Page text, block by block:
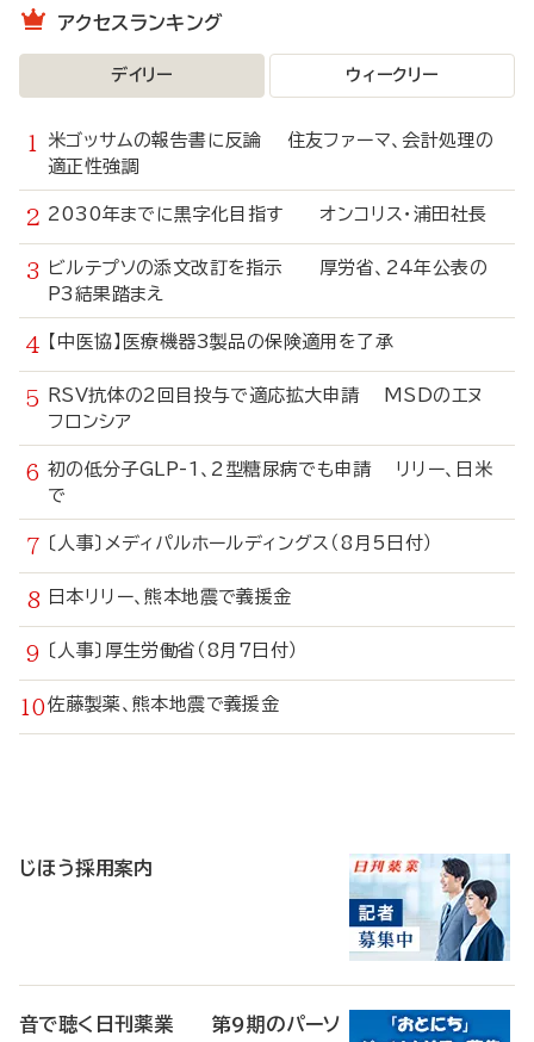
アクセスランキング
デイリー ウィークリー
米ゴッサムの報告書に反論 住友ファーマ、会計処理の
適正性強調
2030年までに黒字化目指す オンコリス・浦田社長
ビルテプソの添文改訂を指示 厚労省、24年公表の
P3結果踏まえ
【中医協】医療機器3製品の保険適用を了承
RSV抗体の2回目投与で適応拡大申請 MSDのエヌ
フロンシア
初の低分子GLP-1、2型糖尿病でも申請 リリー、日米
で
〔人事〕メディパルホールディングス（8月5日付）
日本リリー、熊本地震で義援金
〔人事〕厚生労働省（8月7日付）
佐藤製薬、熊本地震で義援金
じほう採用案内
音で聴く日刊薬業 第9期のパーソ